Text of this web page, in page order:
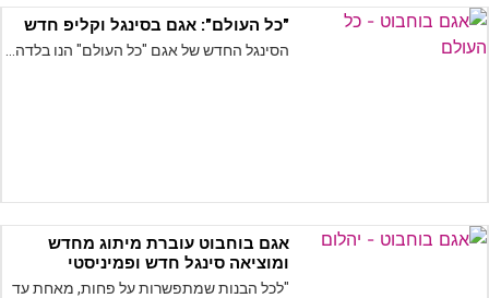
"כל העולם": אגם בסינגל וקליפ חדש
הסינגל החדש של אגם "כל העולם" הנו בלדה…
אגם בוחבוט עוברת מיתוג מחדש
ומוציאה סינגל חדש ופמיניסטי
"לכל הבנות שמתפשרות על פחות, מאחת עד
כתבות
לוח הופעות